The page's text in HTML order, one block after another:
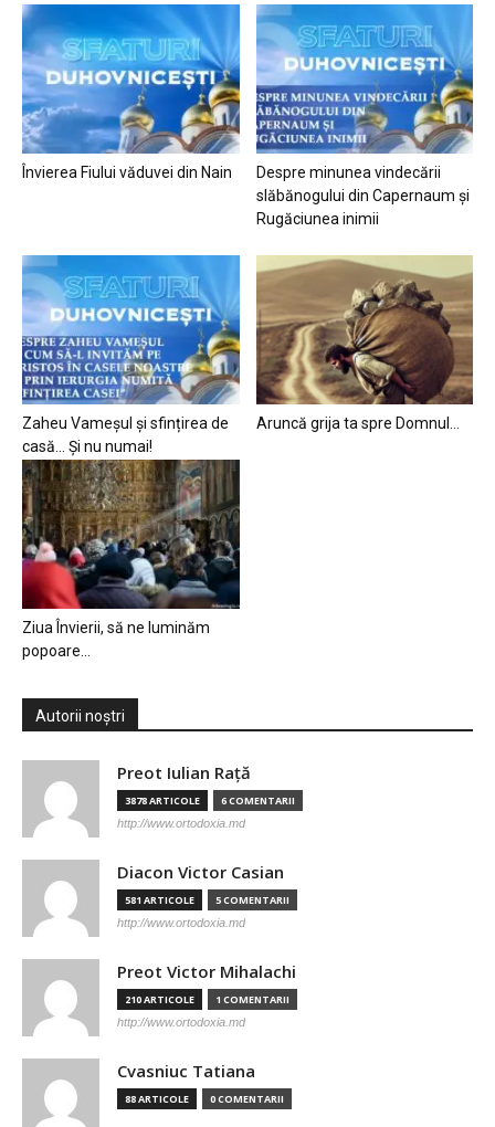
Învierea Fiului văduvei din Nain
Despre minunea vindecării
slăbănogului din Capernaum și
Rugăciunea inimii
Zaheu Vameșul și sfințirea de
casă… Și nu numai!
Aruncă grija ta spre Domnul…
Ziua Învierii, să ne luminăm
popoare…
Autorii noștri
Preot Iulian Raţă
3878 ARTICOLE 6 COMENTARII
http://www.ortodoxia.md
Diacon Victor Casian
581 ARTICOLE 5 COMENTARII
http://www.ortodoxia.md
Preot Victor Mihalachi
210 ARTICOLE 1 COMENTARII
http://www.ortodoxia.md
Cvasniuc Tatiana
88 ARTICOLE 0 COMENTARII